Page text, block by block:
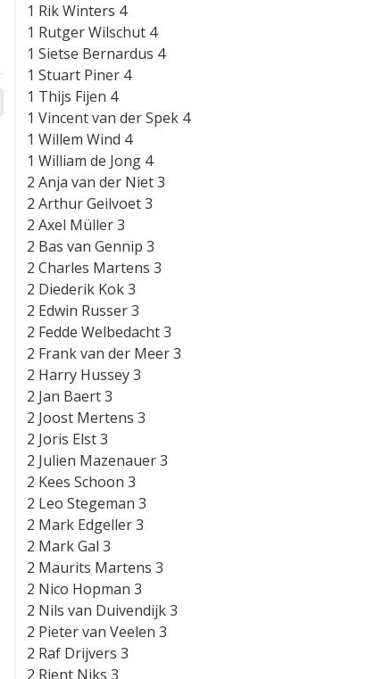
1 Rik Winters 4
1 Rutger Wilschut 4
1 Sietse Bernardus 4
1 Stuart Piner 4
1 Thijs Fijen 4
1 Vincent van der Spek 4
1 Willem Wind 4
1 William de Jong 4
2 Anja van der Niet 3
2 Arthur Geilvoet 3
2 Axel Müller 3
2 Bas van Gennip 3
2 Charles Martens 3
2 Diederik Kok 3
2 Edwin Russer 3
2 Fedde Welbedacht 3
2 Frank van der Meer 3
2 Harry Hussey 3
2 Jan Baert 3
2 Joost Mertens 3
2 Joris Elst 3
2 Julien Mazenauer 3
2 Kees Schoon 3
2 Leo Stegeman 3
2 Mark Edgeller 3
2 Mark Gal 3
2 Maurits Martens 3
2 Nico Hopman 3
2 Nils van Duivendijk 3
2 Pieter van Veelen 3
2 Raf Drijvers 3
2 Rient Niks 3